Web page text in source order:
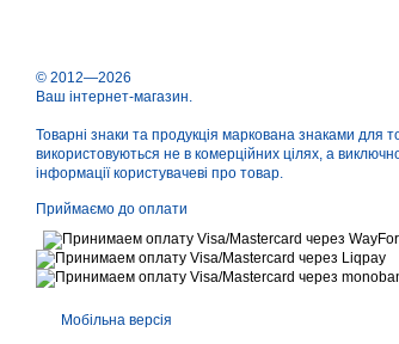
© 2012—2026
Ваш інтернет-магазин.
Товарні знаки та продукція маркована знаками для
використовуються не в комерційних цілях, а
інформації користувачеві про товар.
Приймаємо до оплати
Мобільна версія